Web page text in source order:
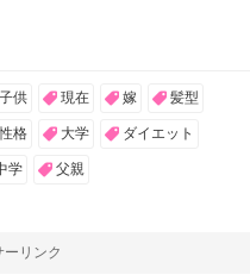
子供 現在 嫁 髪型
性格 大学 ダイエット
学 父親
リンク